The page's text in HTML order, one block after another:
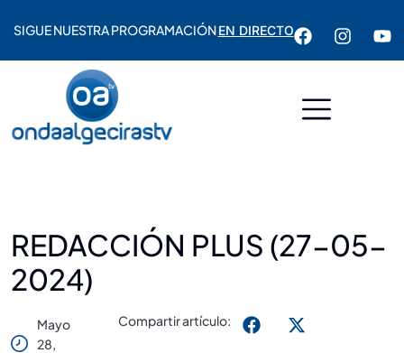
SIGUE NUESTRA PROGRAMACIÓNEN DIRECTO
REDACCIÓN PLUS (27-05-
2024)
Mayo
28,
Compartir artículo: